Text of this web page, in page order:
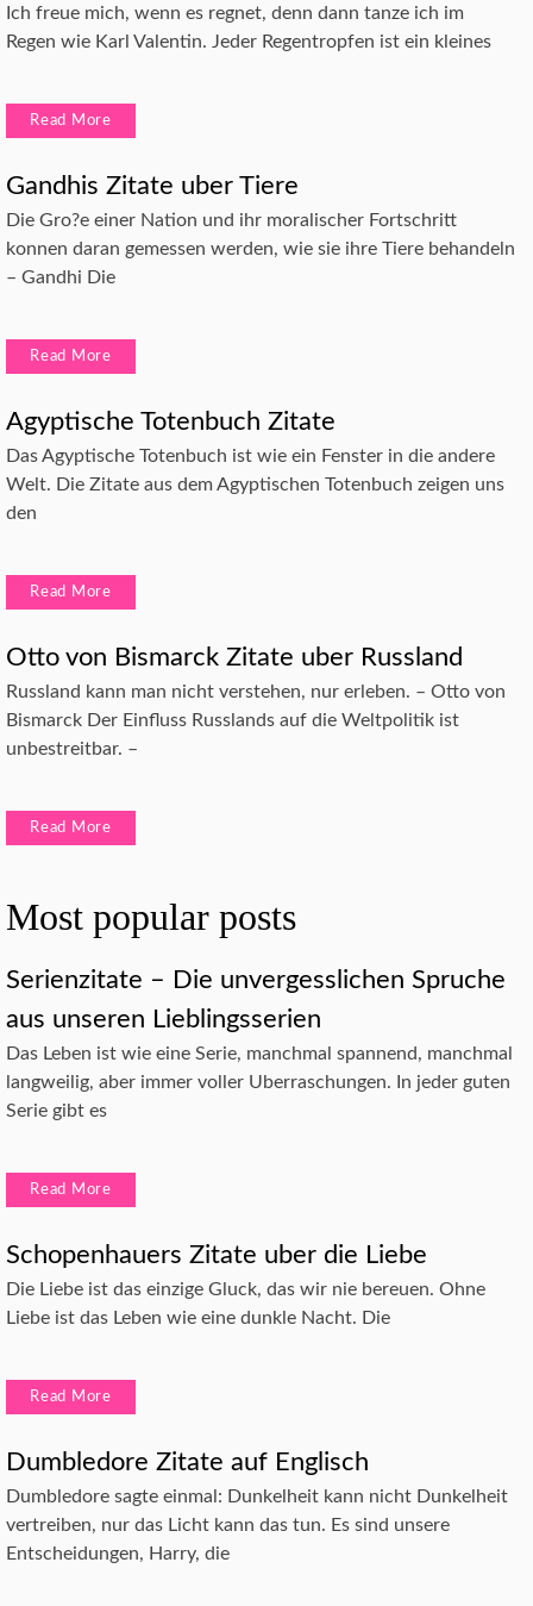
Ich freue mich, wenn es regnet, denn dann tanze ich im
Regen wie Karl Valentin. Jeder Regentropfen ist ein kleines
Read More
Gandhis Zitate uber Tiere
Die Gro?e einer Nation und ihr moralischer Fortschritt
konnen daran gemessen werden, wie sie ihre Tiere behandeln
– Gandhi Die
Read More
Agyptische Totenbuch Zitate
Das Agyptische Totenbuch ist wie ein Fenster in die andere
Welt. Die Zitate aus dem Agyptischen Totenbuch zeigen uns
den
Read More
Otto von Bismarck Zitate uber Russland
Russland kann man nicht verstehen, nur erleben. – Otto von
Bismarck Der Einfluss Russlands auf die Weltpolitik ist
unbestreitbar. –
Read More
Most popular posts
Serienzitate – Die unvergesslichen Spruche
aus unseren Lieblingsserien
Das Leben ist wie eine Serie, manchmal spannend, manchmal
langweilig, aber immer voller Uberraschungen. In jeder guten
Serie gibt es
Read More
Schopenhauers Zitate uber die Liebe
Die Liebe ist das einzige Gluck, das wir nie bereuen. Ohne
Liebe ist das Leben wie eine dunkle Nacht. Die
Read More
Dumbledore Zitate auf Englisch
Dumbledore sagte einmal: Dunkelheit kann nicht Dunkelheit
vertreiben, nur das Licht kann das tun. Es sind unsere
Entscheidungen, Harry, die